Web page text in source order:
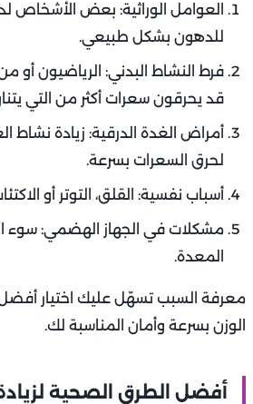
العوامل الوراثية: بعض الأشخاص
للدهون بشكل طبيعي.
فرط النشاط البدني: الرياضيون أو
قد يحرقون سعرات أكثر من التي
أمراض الغدة الدرقية: زيادة نشاط
لحرق السعرات بسرعة.
أسباب نفسية: القلق، التوتر أو
مشكلات في الجهاز الهضمي: سوء
المعدة.
معرفة السبب تسهّل عليك اختيار أفضل
الوزن بسرعة وأمان المناسبة لك.
أفضل الطرق الصحية